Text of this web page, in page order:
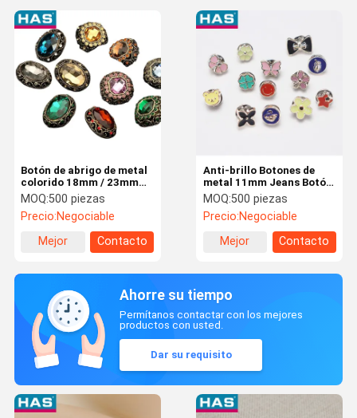
Botón de abrigo de metal
colorido 18mm / 23mm
Botones de abrigo
decorativos
MOQ:500 piezas
Precio:Negociable
Mejor
Contacto
Anti-brillo Botones de
metal 11mm Jeans Botón
de metal libre de níquel
MOQ:500 piezas
Precio:Negociable
Mejor
Contacto
Ahorre su tiempo
Permítanos contactar con los mejores
productos con usted.
Dar su requisito